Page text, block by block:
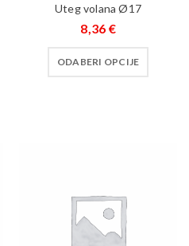
Uteg volana Ø17
8,36 €
ODABERI OPCIJE